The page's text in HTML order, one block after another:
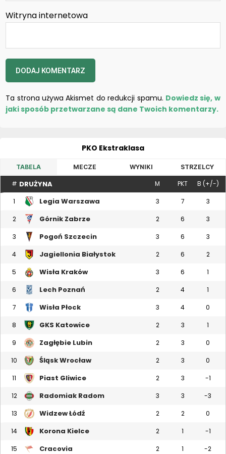
Witryna internetowa
Ta strona używa Akismet do redukcji spamu. Dowiedz się, w
jaki sposób przetwarzane są dane Twoich komentarzy.
PKO Ekstraklasa
TABELA MECZE WYNIKI STRZELCY
# DRUŻYNA M PKT B (+/-)
1 Legia Warszawa 3 7 3
2 Górnik Zabrze 2 6 3
3 Pogoń Szczecin 3 6 3
4 Jagiellonia Białystok 2 6 2
5 Wisła Kraków 3 6 1
6 Lech Poznań 2 4 1
7 Wisła Płock 3 4 0
8 GKS Katowice 2 3 1
9 Zagłębie Lubin 2 3 0
10 Śląsk Wrocław 2 3 0
11 Piast Gliwice 2 3 -1
12 Radomiak Radom 3 3 -3
13 Widzew Łódź 2 2 0
14 Korona Kielce 2 1 -1
15 Cracovia 2 1 -2